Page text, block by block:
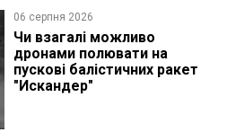
06 серпня 2026
Чи взагалі можливо
дронами полювати на
пускові балістичних ракет
"Искандер"